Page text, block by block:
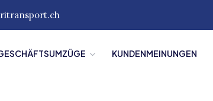
KUNDENMEINUNGEN